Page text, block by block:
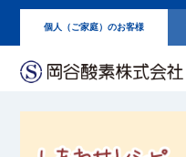
個人（ご家庭）のお客様